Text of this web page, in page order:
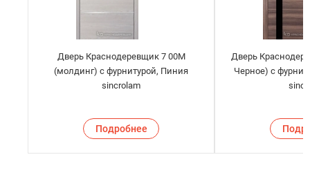
Дверь Краснодеревщик 7 00М
(молдинг) с фурнитурой, Пиния
sincrolam
Подробнее
Дверь
Черное) с